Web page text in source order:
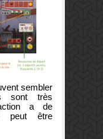
sembler
sont très
a de
peut être